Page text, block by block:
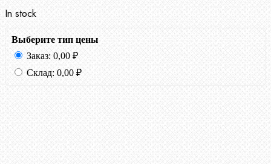
In stock
Выберите тип цены
Заказ: 0,00 ₽
Склад: 0,00 ₽